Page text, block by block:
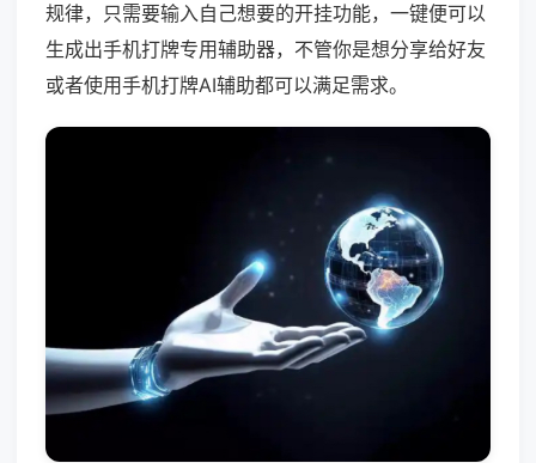
规律，只需要输入自己想要的开挂功能，一键便可以
生成出手机打牌专用辅助器，不管你是想分享给好友
或者使用手机打牌AI辅助都可以满足需求。